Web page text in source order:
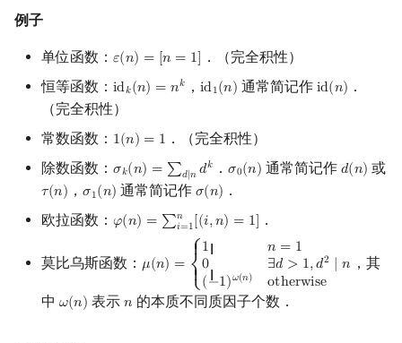
例子
单位函数： 𝜀(𝑛) = [𝑛 = 1]
ε(n)= [n =1]
．（完全积性）
恒等函数： id𝑘(𝑛) = 𝑛𝑘
idk(n) =n k ， id1(𝑛)
id1(n) 通常简记作 id(𝑛)
id(n) ．
（完全积性）
常数函数： 1(𝑛) = 1
1(n)= 1
．（完全积性）
除数函数： 𝜎𝑘(𝑛) = ∑𝑑∣𝑛 𝑑𝑘
σk(n)= ∑d∣ndk ． 𝜎0(𝑛)
σ0(n) 通常简记作 𝑑(𝑛)
d(n) 或
𝜏(𝑛)
τ(n) ，𝜎1(𝑛)
σ1(n) 通常简记作𝜎(𝑛)
σ(n) ．
欧拉函数： 𝜑(𝑛) = ∑𝑛
𝑖=1[(𝑖,𝑛) = 1]
φ(n) =∑i =1n[(i ,n)=1] ．
莫比乌斯函数： 𝜇(𝑛) =
⎧{ {
⎨{ {
⎩
1 𝑛 = 1
0 ∃𝑑 > 1,𝑑2 ∣ 𝑛
(−1)𝜔(𝑛) otherwise
μ(n)= {1 n= 10 ∣n(− 1) ω(n)otherwise
，其
中 𝜔(𝑛)
ω(n) 表示 𝑛
n 的本质不同质因子个数．